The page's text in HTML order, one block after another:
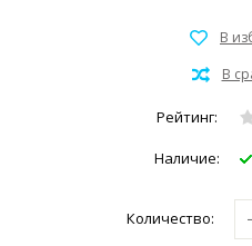
Рейтинг:
Наличие:
Количество: